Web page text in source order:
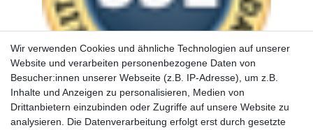
Wir verwenden Cookies und ähnliche Technologien auf unserer
Website und verarbeiten personenbezogene Daten von
Besucher:innen unserer Webseite (z.B. IP-Adresse), um z.B.
Inhalte und Anzeigen zu personalisieren, Medien von
Drittanbietern einzubinden oder Zugriffe auf unsere Website zu
analysieren. Die Datenverarbeitung erfolgt erst durch gesetzte